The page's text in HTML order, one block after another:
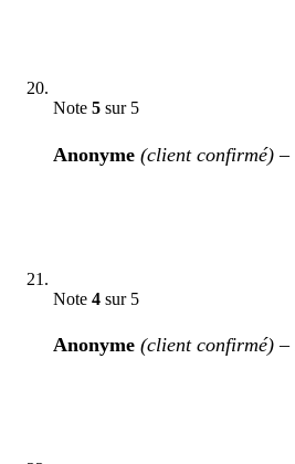
Note 5 sur 5
Anonyme (client confirmé) –
Note 4 sur 5
Anonyme (client confirmé) –